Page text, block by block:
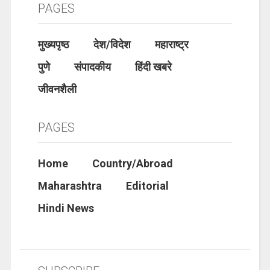
PAGES
मुख्यपृष्ठ देश/विदेश
महाराष्ट्र
पुणे
संपादकीय
हिंदी खबरे
जीवनशैली
PAGES
Home
Country/Abroad
Maharashtra
Editorial
Hindi News